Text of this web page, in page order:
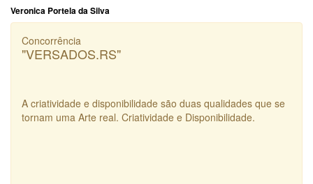
Veronica Portela da Silva
Concorrência
"VERSADOS.RS"
A criatividade e disponibilidade são duas qualidades que se
tornam uma Arte real. Criatividade e Disponibilidade.